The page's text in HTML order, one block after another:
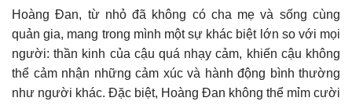
Hoàng Đan, từ nhỏ đã không có cha mẹ và sống cùng
quản gia, mang trong mình một sự khác biệt lớn so với mọi
người: thần kinh của cậu quá nhạy cảm, khiến cậu không
thể cảm nhận những cảm xúc và hành động bình thường
như người khác. Đặc biệt, Hoàng Đan không thể mỉm cười